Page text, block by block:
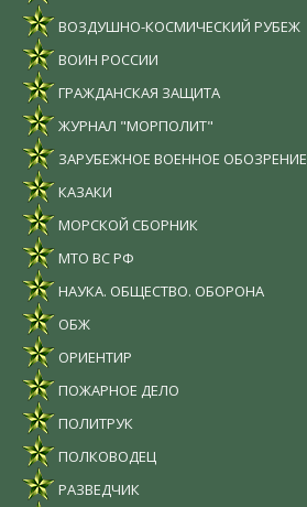
ВОЗДУШНО-КОСМИЧЕСКИЙ РУБЕЖ
ВОИН РОССИИ
ГРАЖДАНСКАЯ ЗАЩИТА
ЖУРНАЛ "МОРПОЛИТ"
ЗАРУБЕЖНОЕ ВОЕННОЕ ОБОЗРЕНИЕ
КАЗАКИ
МОРСКОЙ СБОРНИК
МТО ВС РФ
НАУКА. ОБЩЕСТВО. ОБОРОНА
ОБЖ
ОРИЕНТИР
ПОЖАРНОЕ ДЕЛО
ПОЛИТРУК
ПОЛКОВОДЕЦ
РАЗВЕДЧИК